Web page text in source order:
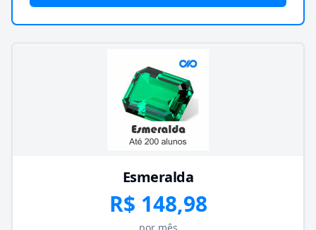
Esmeralda
R$ 148,98